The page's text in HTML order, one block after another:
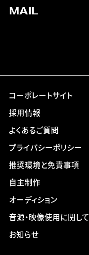
MAIL
コーポレートサイト
採用情報
よくあるご質問
プライバシーポリシー
推奨環境と免責事項
自主制作
オーディション
音源・映像使用に関して
お知らせ